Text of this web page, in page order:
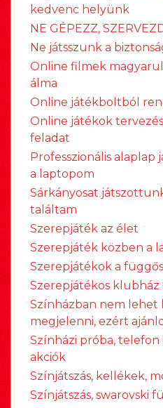
kedvenc helyünk
NE GÉPEZZ,
Ne játsszunk a
Online filmek
álma
Online játékboltból
Online játékok
feladat
Professzionális
a laptopom
Sárkányosat
találtam
Szerepjáték az élet
Szerepjáték közben a
Szerepjátékok a
Szerepjátékos klubház
Színházban nem lehet
megjelenni, ezért
Színházi próba, telefon
akciók
Színjátszás, kellékek,
Színjátszás, swarovski